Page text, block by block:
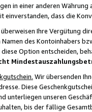
in einer anderen
einverstanden, dass die
Ihre Vergütung
des Kontoinhabers
Option entscheiden,
Wir übersenden
Diese
unterliegen unseren
bis der fällige